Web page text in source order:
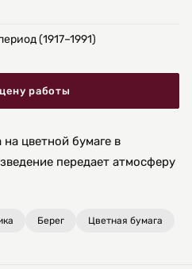
(1917–1991)
работы
цветной бумаге в
передает атмосферу
Берег Цветная бумага